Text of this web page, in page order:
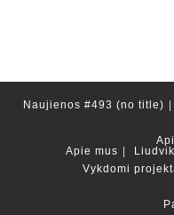
Naujienos #493 (no title)
Apie mus
Vykdomi